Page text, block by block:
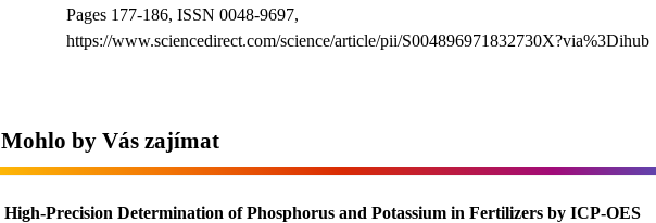
Pages 177-186, ISSN 0048-9697,
https://www.sciencedirect.com/science/article/pii/S004896971832730X?via%3Dihub
Mohlo by Vás zajímat
High-Precision Determination of Phosphorus and Potassium in Fertilizers by ICP-OES